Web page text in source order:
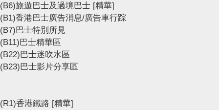
(B6)旅遊巴士及過境巴士 [精華]
(B1)香港巴士廣告消息/廣告車行踪
(B7)巴士特別所見
(B11)巴士精華區
(B22)巴士迷吹水區
(B23)巴士影片分享區
(R1)香港鐵路 [精華]